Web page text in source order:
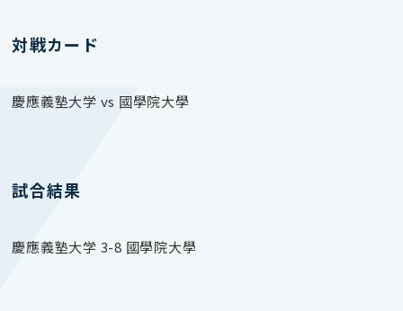
対戦カード
慶應義塾大学 vs 國學院大學
試合結果
慶應義塾大学 3-8 國學院大學